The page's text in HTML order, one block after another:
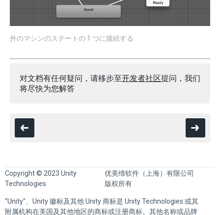
外のマシンのステートの 1 つに接続する
对文档有任何疑问，请移步至开发者社区提问，我们
将尽快为您解答
Copyright © 2023 Unity
Technologies
优美缔软件（上海）有限公司
版权所有
"Unity"、Unity 徽标及其他 Unity 商标是 Unity Technologies 或其
附属机构在美国及其他地区的商标或注册商标。其他名称或品牌